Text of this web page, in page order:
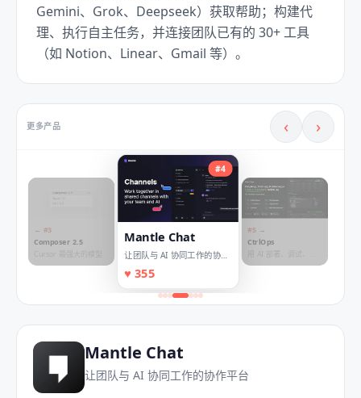
Gemini、Grok、Deepseek）获取帮助；构建代
理、执行自主任务，并连接团队已有的 30+ 工具
（如 Notion、Linear、Gmail 等）。
更多产品 ‹ ›
← #3
Composer 2.5
Cursor 最强大的模型
#4
Mantle Chat
让团队与 AI 协同工作的协作
平台
♥ 355
#5→
CtrlOps
用 AI 部署、调试、管
理 Linux 服务器
Mantle Chat
让团队与 AI 协同工作的协作平台